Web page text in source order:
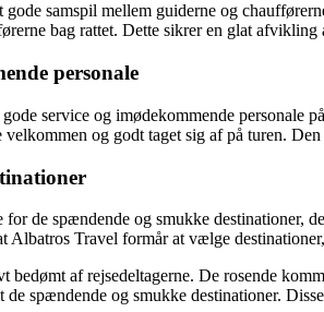
gode samspil mellem guiderne og
bag rattet. Dette sikrer en glat
personale
service og imødekommende
og godt taget sig af på turen.
for de spændende og smukke
Albatros Travel formår at vælge
bedømt af rejsedeltagerne. De rosende
de spændende og smukke destinationer.